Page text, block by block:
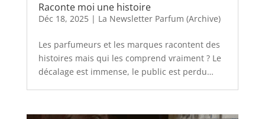
Raconte moi une histoire
Déc 18, 2025| La Newsletter Parfum (Archive)
Les parfumeurs et les marques racontent des
histoires mais qui les comprend vraiment ? Le
décalage est immense, le public est perdu…